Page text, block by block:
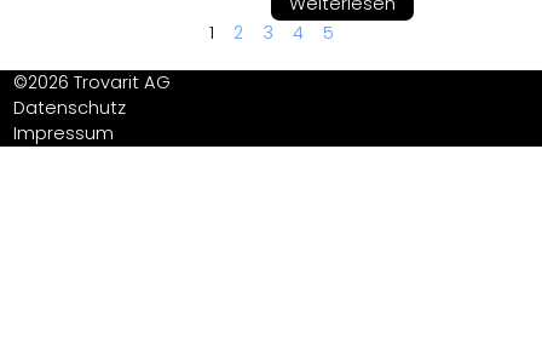
1
2 3 4 5
©2026 Trovarit AG
Datenschutz
Impressum